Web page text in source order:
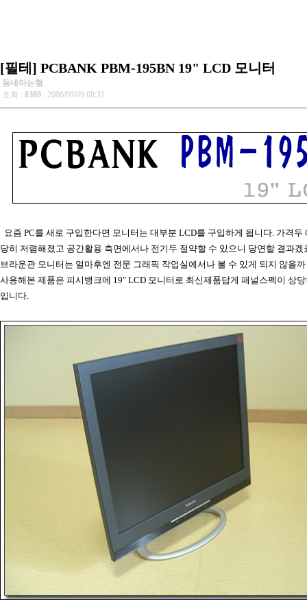
[필테] PCBANK PBM-195BN 19" LCD 모니터
동네아는형
조회 : 8369 , 2006/09/09 08:31
요즘 PC를 새로 구입한다면 모니터는 대부분 LCD를 구입하게 됩니다. 가격두
당히 저렴해졌고 공간활용 측면에서나 전기두 절약할 수 있으니 당연할 결과겠
브라운관 모니터는 얼마후엔 전문 그래픽 작업실에서나 볼 수 있게 되지 않을
사용해본 제품은 피시뱅크에 19" LCD 모니터로 최신제품답게 패널스펙이 상
입니다.